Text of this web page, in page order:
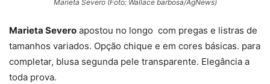
Marieta Severo (Foto: Wallace barbosa/AgNews)
Marieta Severo apostou no longo com pregas e listras de
tamanhos variados. Opção chique e em cores básicas. para
completar, blusa segunda pele transparente. Elegância a
toda prova.